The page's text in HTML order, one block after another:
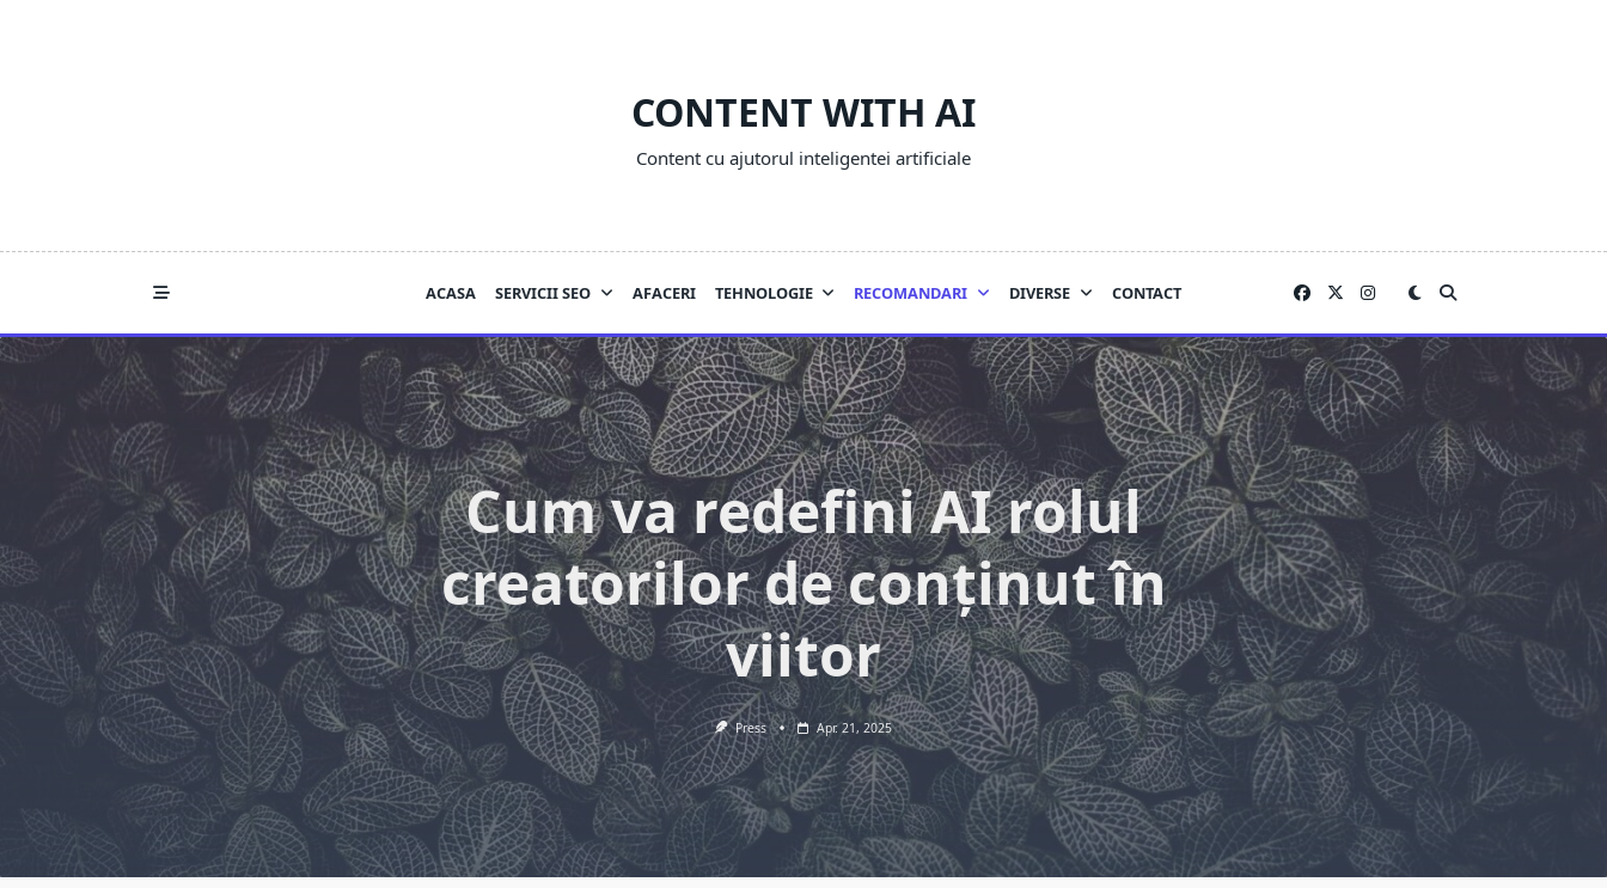
CONTENT WITH AI
Content cu ajutorul inteligentei artificiale
ACASA SERVICII SEO AFACERI TEHNOLOGIE RECOMANDARI DIVERSE CONTACT
Cum va redefini AI rolul
creatorilor de conținut în
viitor
Press Apr. 21, 2025